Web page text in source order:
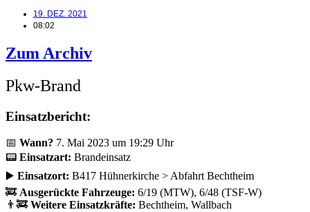
19. DEZ. 2021
08:02
Zum Archiv
Pkw-Brand
Einsatzbericht:
📅 Wann? 7. Mai 2023 um 19:29 Uhr
📟 Einsatzart: Brandeinsatz
▶️ Einsatzort: B417 Hühnerkirche > Abfahrt Bechtheim
🚒 Ausgerückte Fahrzeuge: 6/19 (MTW), 6/48 (TSF-W)
👨‍🚒 Weitere Einsatzkräfte: Bechtheim, Wallbach